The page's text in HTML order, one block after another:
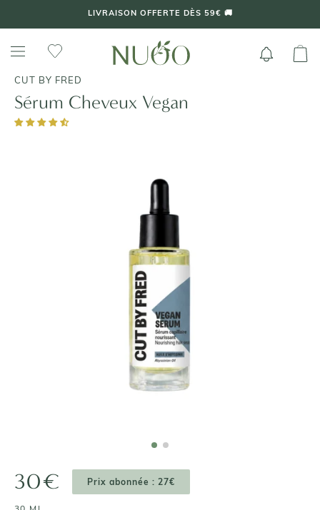
LIVRAISON OFFERTE DÈS 59€ 🚚
CUT BY FRED
Sérum Cheveux Vegan
30€ Prix abonnée : 27€